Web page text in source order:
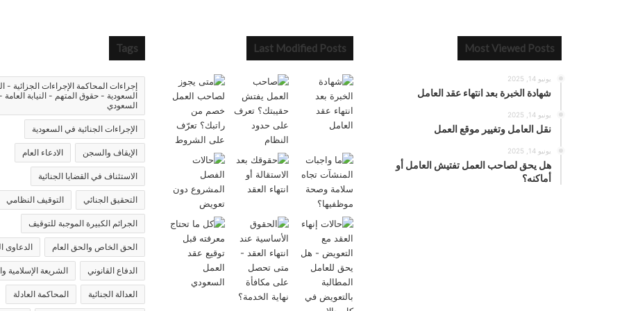
Most Viewed Posts
يونيو 14, 2025
شهادة الخبرة بعد انتهاء عقد العامل
يونيو 14, 2025
نقل العامل وتغيير موقع العمل
يونيو 14, 2025
هل يحق لصاحب العمل تفتيش العامل أو
أماكنه؟
Last Modified Posts
Tags
إجراءات المحاكمة الإجراءات الجزائية -
السعودية - حقوق المتهم - النيابة العامة
السعودي
الإجراءات الجنائية في السعودية
الإيقاف والسجن الادعاء العام
الاستئناف في القضايا الجنائية
التحقيق الجنائي التوقيف النظامي
الجرائم الكبيرة الموجبة للتوقيف
الحق الخاص والحق العام الدعاوى
الدفاع القانوني الشريعة الإسلامية
العدالة الجنائية المحاكمة العادلة